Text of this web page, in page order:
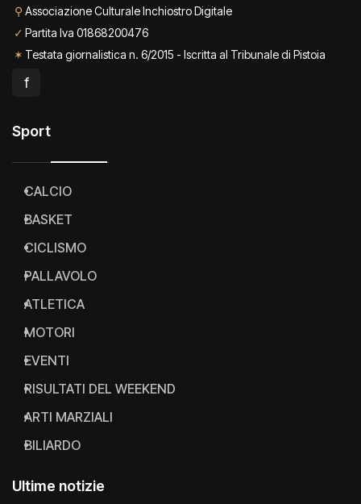
⚲ Associazione Culturale Inchiostro Digitale
✓ Partita Iva 01868200476
✶ Testata giornalistica n. 6/2015 - Iscritta al Tribunale di Pistoia
f
Sport
CALCIO
BASKET
CICLISMO
PALLAVOLO
ATLETICA
MOTORI
EVENTI
RISULTATI DEL WEEKEND
ARTI MARZIALI
BILIARDO
Ultime notizie